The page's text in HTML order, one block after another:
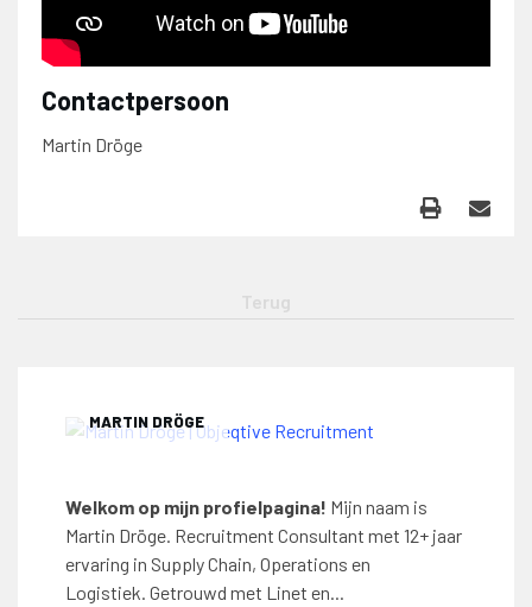
Contactpersoon
Martin Dröge
MARTIN DRÖGE
Welkom op mijn profielpagina! Mijn naam is
Martin Dröge. Recruitment Consultant met 12+ jaar
ervaring in Supply Chain, Operations en
Logistiek. Getrouwd met Linet en...